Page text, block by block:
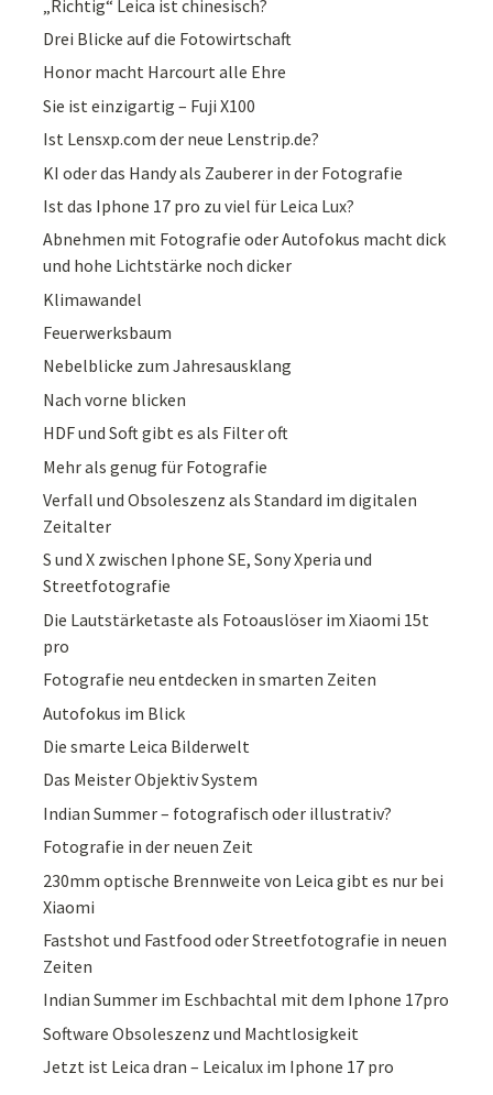
„Richtig“ Leica ist chinesisch?
Drei Blicke auf die Fotowirtschaft
Honor macht Harcourt alle Ehre
Sie ist einzigartig – Fuji X100
Ist Lensxp.com der neue Lenstrip.de?
KI oder das Handy als Zauberer in der Fotografie
Ist das Iphone 17 pro zu viel für Leica Lux?
Abnehmen mit Fotografie oder Autofokus macht dick
und hohe Lichtstärke noch dicker
Klimawandel
Feuerwerksbaum
Nebelblicke zum Jahresausklang
Nach vorne blicken
HDF und Soft gibt es als Filter oft
Mehr als genug für Fotografie
Verfall und Obsoleszenz als Standard im digitalen
Zeitalter
S und X zwischen Iphone SE, Sony Xperia und
Streetfotografie
Die Lautstärketaste als Fotoauslöser im Xiaomi 15t
pro
Fotografie neu entdecken in smarten Zeiten
Autofokus im Blick
Die smarte Leica Bilderwelt
Das Meister Objektiv System
Indian Summer – fotografisch oder illustrativ?
Fotografie in der neuen Zeit
230mm optische Brennweite von Leica gibt es nur bei
Xiaomi
Fastshot und Fastfood oder Streetfotografie in neuen
Zeiten
Indian Summer im Eschbachtal mit dem Iphone 17pro
Software Obsoleszenz und Machtlosigkeit
Jetzt ist Leica dran – Leicalux im Iphone 17 pro